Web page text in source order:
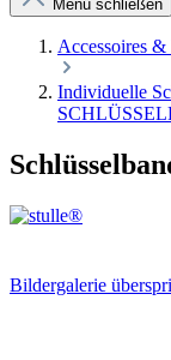
Menü schließen
Accessoires &
Individuelle
Bildergalerie